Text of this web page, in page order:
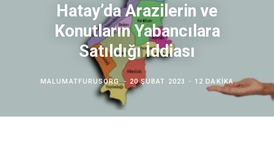
Hatay’da Arazilerin ve
Konutların Yabancılara
Satıldığı İddiası
MALUMATFURUSORG 20 ŞUBAT 2023 12 DAKIKA